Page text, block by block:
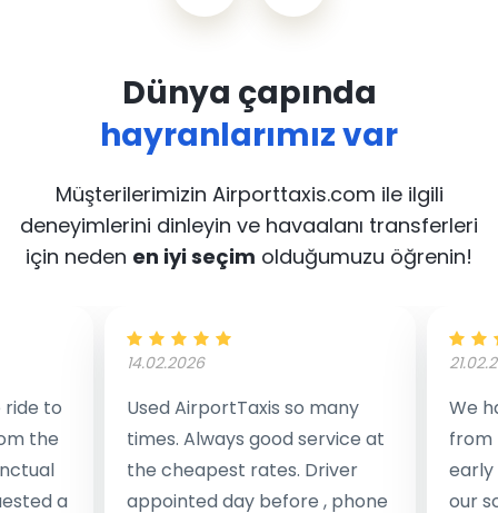
Dünya çapında
hayranlarımız var
Müşterilerimizin Airporttaxis.com ile ilgili
deneyimlerini dinleyin ve havaalanı transferleri
için neden en iyi seçim olduğumuzu öğrenin!
to
the
a
14.02.2026
Used AirportTaxis so many
times. Always good service at
the cheapest rates. Driver
appointed day before , phone
We
from
early
our